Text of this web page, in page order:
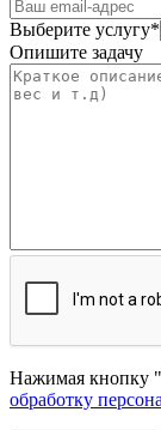
Выберите услугу*
Опишите задачу
Нажимая кнопку
обработку